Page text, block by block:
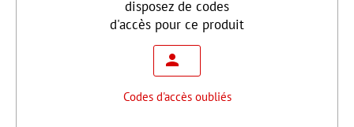
disposez de codes
d'accès pour ce produit
Codes d'accès oubliés